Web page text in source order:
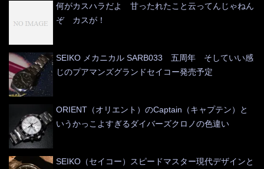
何がカスハラだよ 甘ったれたこと云ってんじゃねん
ぞ カスが！
SEIKO メカニカル SARB033 五周年 そしていい感
じのプアマンズグランドセイコー発売予定
ORIENT（オリエント）のCaptain（キャプテン）と
いうかっこよすぎるダイバーズクロノの色違い
SEIKO（セイコー）スピードマスター現代デザインと